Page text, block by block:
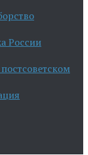
России